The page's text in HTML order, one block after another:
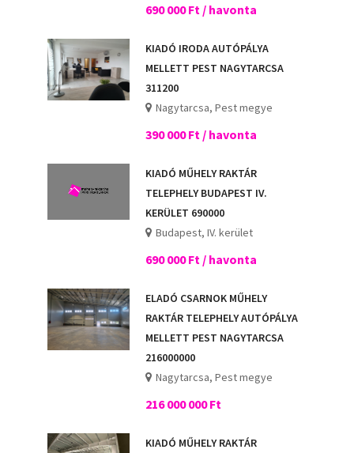
690 000 Ft / havonta
KIADÓ IRODA AUTÓPÁLYA
MELLETT PEST NAGYTARCSA
311200
Nagytarcsa, Pest megye
390 000 Ft / havonta
KIADÓ MŰHELY RAKTÁR
TELEPHELY BUDAPEST IV.
KERÜLET 690000
Budapest, IV. kerület
690 000 Ft / havonta
ELADÓ CSARNOK MŰHELY
RAKTÁR TELEPHELY AUTÓPÁLYA
MELLETT PEST NAGYTARCSA
216000000
Nagytarcsa, Pest megye
216 000 000 Ft
KIADÓ MŰHELY RAKTÁR